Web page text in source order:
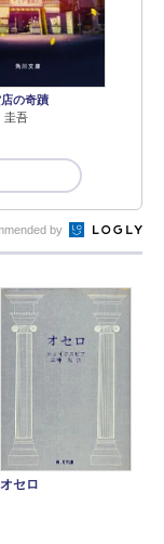
の奇蹟
吾
by
オセロ